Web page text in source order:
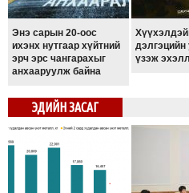
Энэ сарын 20-оос
ихэнх нутгаар хүйтний
эрч эрс чангарахыг
анхааруулж байна
дэлгэцийн
үзэж
ЭДИЙН ЗАСАГ